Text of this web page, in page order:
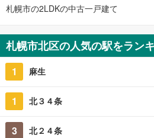
札幌市の2LDKの中古一戸建て
札幌市北区の人気の駅をラン
1 麻生
1 北３４条
3 北２４条